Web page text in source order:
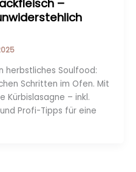
–
herbstliches Soulfood:
Schritten im Ofen. Mit
Kürbislasagne – inkl.
Profi-Tipps für eine